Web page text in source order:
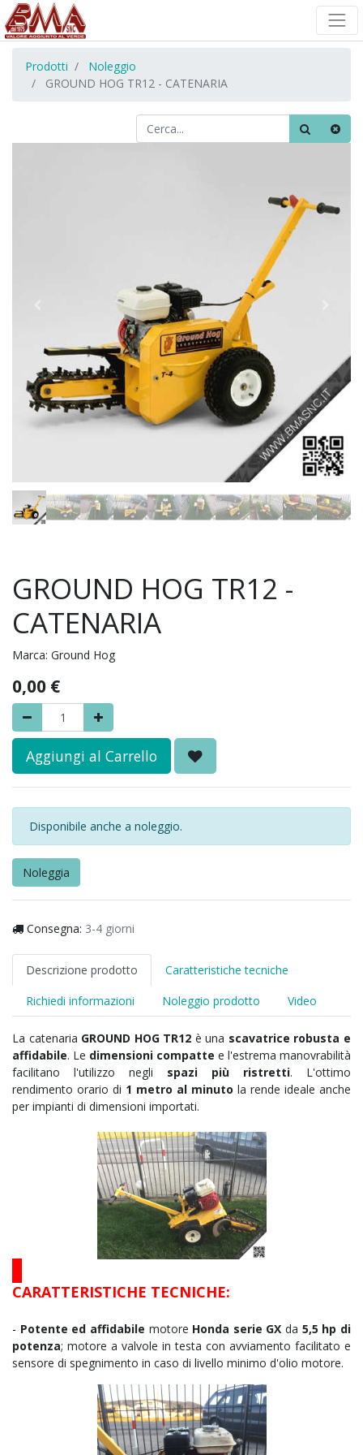
Prodotti
Noleggio
GROUND HOG TR12 - CATENARIA
GROUND HOG TR12 -
CATENARIA
Marca: Ground Hog
0,00 €
Aggiungi al Carrello
Disponibile anche a noleggio.
Noleggia
Consegna: 3-4 giorni
Descrizione prodotto
Caratteristiche tecniche
Richiedi informazioni
Noleggio prodotto Video
La catenaria GROUND HOG TR12 è una scavatrice robusta e
affidabile. Le dimensioni compatte e l'estrema manovrabilità
facilitano l'utilizzo negli spazi più ristretti. L'ottimo
rendimento orario di 1 metro al minuto la rende ideale anche
per impianti di dimensioni importati.
CARATTERISTICHE TECNICHE:
- Potente ed affidabile motore Honda serie GXda 5,5 hp di
potenza; motore a valvole in testa con avviamento facilitato e
sensore di spegnimento in caso di livello minimo d'olio motore.